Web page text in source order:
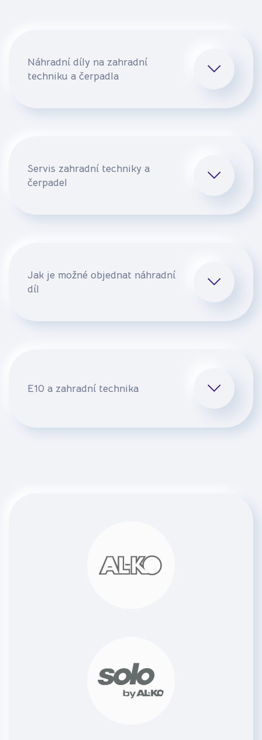
Náhradní díly na zahradní
techniku a čerpadla
Servis zahradní techniky a
čerpadel
Jak je možné objednat náhradní
díl
E10 a zahradní technika